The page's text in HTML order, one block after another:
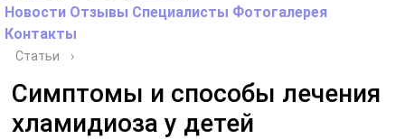
Новости Отзывы Специалисты Фотогалерея
Контакты
Статьи ›
Симптомы и способы лечения
хламидиоза у детей